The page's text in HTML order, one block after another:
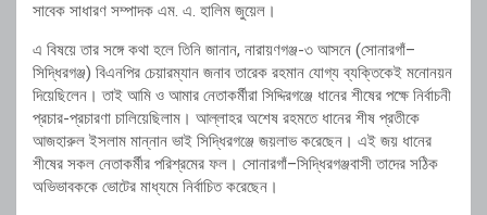
সাবেক সাধারণ সম্পাদক এম. এ. হালিম জুয়েল।
এ বিষয়ে তার সঙ্গে কথা হলে তিনি জানান, নারায়ণগঞ্জ-৩ আসনে (সোনারগাঁ–
সিদ্ধিরগঞ্জ) বিএনপির চেয়ারম্যান জনাব তারেক রহমান যোগ্য ব্যক্তিকেই মনোনয়ন
দিয়েছিলেন। তাই আমি ও আমার নেতাকর্মীরা সিদ্দিরগঞ্জে ধানের শীষের পক্ষে নির্বাচনী
প্রচার-প্রচারণা চালিয়েছিলাম। আল্লাহর অশেষ রহমতে ধানের শীষ প্রতীকে
আজহারুল ইসলাম মান্নান ভাই সিদ্ধিরগঞ্জে জয়লাভ করেছেন। এই জয় ধানের
শীষের সকল নেতাকর্মীর পরিশ্রমের ফল। সোনারগাঁ–সিদ্ধিরগঞ্জবাসী তাদের সঠিক
অভিভাবককে ভোটের মাধ্যমে নির্বাচিত করেছেন।